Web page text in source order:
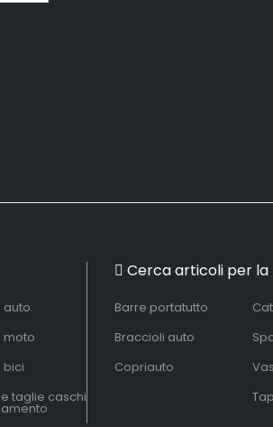
auto
moto
bici
taglie caschi
Cerca articoli per la
Barre portatutto
Braccioli auto
Copriauto